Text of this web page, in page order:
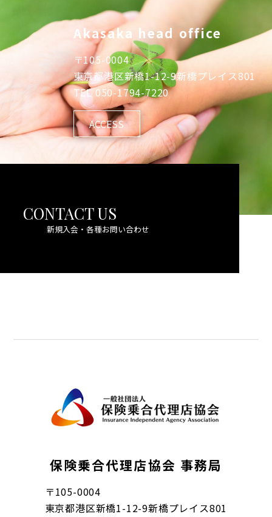
Akasaka head office
〒105-0004
東京都港区新橋1-12-9新橋プレイス801
TEL050-1794-7220
ACCESS
CONTACT US
新規入会・各種お問い合わせ
保険乗合代理店協会 事務局
〒105-0004
東京都港区新橋1-12-9新橋プレイス801